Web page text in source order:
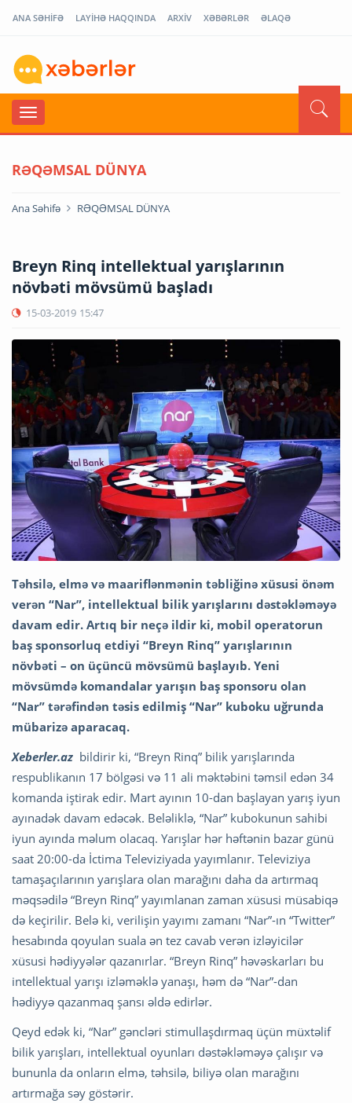
ANA SƏHİFƏ LAYİHƏ HAQQINDA ARXİV XƏBƏRLƏR ƏLAQƏ
RƏQƏMSAL DÜNYA
Ana Səhifə RƏQƏMSAL DÜNYA
Breyn Rinq intellektual yarışlarının
növbəti mövsümü başladı
15-03-2019 15:47
Təhsilə, elmə və maariflənmənin təbliğinə xüsusi önəm
verən “Nar”, intellektual bilik yarışlarını dəstəkləməyə
davam edir. Artıq bir neçə ildir ki, mobil operatorun
baş sponsorluq etdiyi “Breyn Rinq” yarışlarının
növbəti – on üçüncü mövsümü başlayıb. Yeni
mövsümdə komandalar yarışın baş sponsoru olan
“Nar” tərəfindən təsis edilmiş “Nar” kuboku uğrunda
mübarizə aparacaq.
Xeberler.az bildirir ki, “Breyn Rinq” bilik yarışlarında
respublikanın 17 bölgəsi və 11 ali məktəbini təmsil edən 34
komanda iştirak edir. Mart ayının 10-dan başlayan yarış iyun
ayınadək davam edəcək. Beləliklə, “Nar” kubokunun sahibi
iyun ayında məlum olacaq. Yarışlar hər həftənin bazar günü
saat 20:00-da İctima Televiziyada yayımlanır. Televiziya
tamaşaçılarının yarışlara olan marağını daha da artırmaq
məqsədilə “Breyn Rinq” yayımlanan zaman xüsusi müsabiqə
də keçirilir. Belə ki, verilişin yayımı zamanı “Nar”-ın “Twitter”
hesabında qoyulan suala ən tez cavab verən izləyicilər
xüsusi hədiyyələr qazanırlar. “Breyn Rinq” həvəskarları bu
intellektual yarışı izləməklə yanaşı, həm də “Nar”-dan
hədiyyə qazanmaq şansı əldə edirlər.
Qeyd edək ki, “Nar” gəncləri stimullaşdırmaq üçün müxtəlif
bilik yarışları, intellektual oyunları dəstəkləməyə çalışır və
bununla da onların elmə, təhsilə, biliyə olan marağını
artırmağa səy göstərir.